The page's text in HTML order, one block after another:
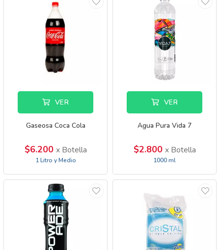
VER
Gaseosa Coca Cola
$6.200 x Botella
1 Litro y Medio
VER
Agua Pura Vida 7
$2.800 x Botella
1000 ml